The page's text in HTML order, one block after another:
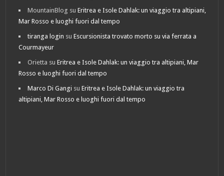
MountainBlog suEritrea e Isole Dahlak: un viaggio tra altipiani,
Mar Rosso e luoghi fuori dal tempo
tiranga login suEscursionista trovato morto su via ferrata a
Courmayeur
Orietta suEritrea e Isole Dahlak: un viaggio tra altipiani, Mar
Rosso e luoghi fuori dal tempo
Marco Di Gangi suEritrea e Isole Dahlak: un viaggio tra
altipiani, Mar Rosso e luoghi fuori dal tempo